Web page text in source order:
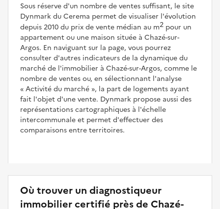
Sous réserve d'un nombre de ventes suffisant, le site
Dynmark du Cerema permet de visualiser l'évolution
depuis 2010 du prix de vente médian au m2 pour un
appartement ou une maison située à Chazé-sur-
Argos. En naviguant sur la page, vous pourrez
consulter d'autres indicateurs de la dynamique du
marché de l'immobilier à Chazé-sur-Argos, comme le
nombre de ventes ou, en sélectionnant l'analyse
Activité du marché , la part de logements ayant
fait l'objet d'une vente. Dynmark propose aussi des
représentations cartographiques à l'échelle
intercommunale et permet d'effectuer des
comparaisons entre territoires.
Où trouver un diagnostiqueur
immobilier certifié près de Chazé-